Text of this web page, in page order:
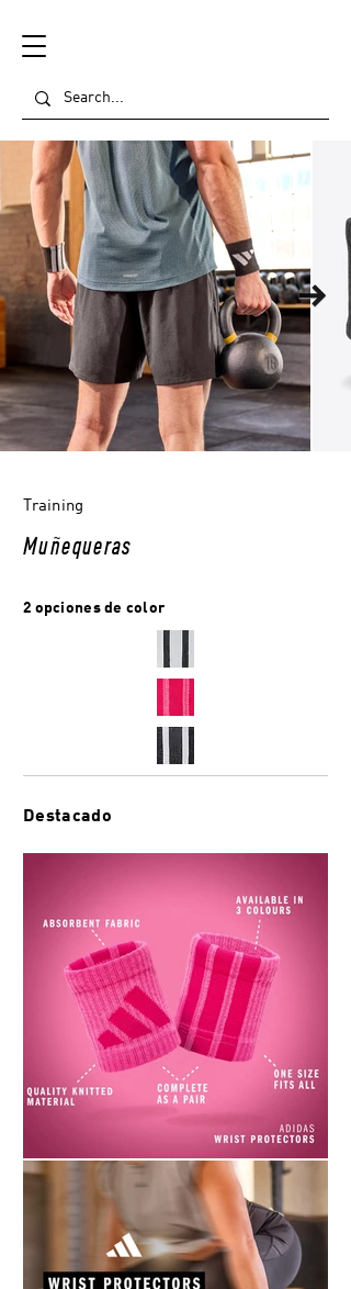
Training
Muñequeras
2 opciones de color
Destacado